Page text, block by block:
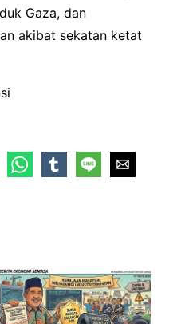
Gaza, dan
akibat sekatan ketat